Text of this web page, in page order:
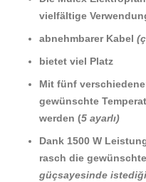
vielfältige
abnehmbarer Kabel
bietet viel Platz
Mit fünf
gewünschte
werden (5 ayarlı)
Dank 1500 W
rasch die
güçsayesinde